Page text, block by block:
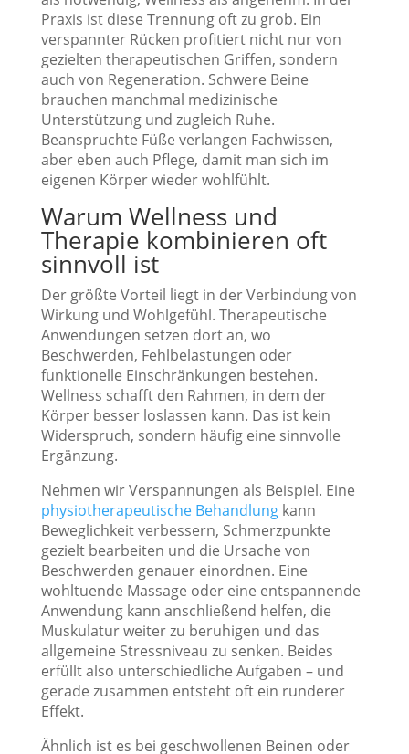
Praxis ist diese Trennung oft zu grob. Ein
verspannter Rücken profitiert nicht nur von
gezielten therapeutischen Griffen, sondern
auch von Regeneration. Schwere Beine
brauchen manchmal medizinische
Unterstützung und zugleich Ruhe.
Beanspruchte Füße verlangen Fachwissen,
aber eben auch Pflege, damit man sich im
eigenen Körper wieder wohlfühlt.
Warum Wellness und
Therapie kombinieren oft
sinnvoll ist
Der größte Vorteil liegt in der Verbindung von
Wirkung und Wohlgefühl. Therapeutische
Anwendungen setzen dort an, wo
Beschwerden, Fehlbelastungen oder
funktionelle Einschränkungen bestehen.
Wellness schafft den Rahmen, in dem der
Körper besser loslassen kann. Das ist kein
Widerspruch, sondern häufig eine sinnvolle
Ergänzung.
Nehmen wir Verspannungen als Beispiel. Eine
physiotherapeutische Behandlungkann
Beweglichkeit verbessern, Schmerzpunkte
gezielt bearbeiten und die Ursache von
Beschwerden genauer einordnen. Eine
wohltuende Massage oder eine entspannende
Anwendung kann anschließend helfen, die
Muskulatur weiter zu beruhigen und das
allgemeine Stressniveau zu senken. Beides
erfüllt also unterschiedliche Aufgaben – und
gerade zusammen entsteht oft ein runderer
Effekt.
Ähnlich ist es bei geschwollenen Beinen oder